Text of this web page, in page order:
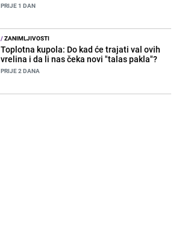
PRIJE 1 DAN
/ZANIMLJIVOSTI
Toplotna kupola: Do kad će trajati val ovih
vrelina i da li nas čeka novi "talas pakla"?
PRIJE 2 DANA